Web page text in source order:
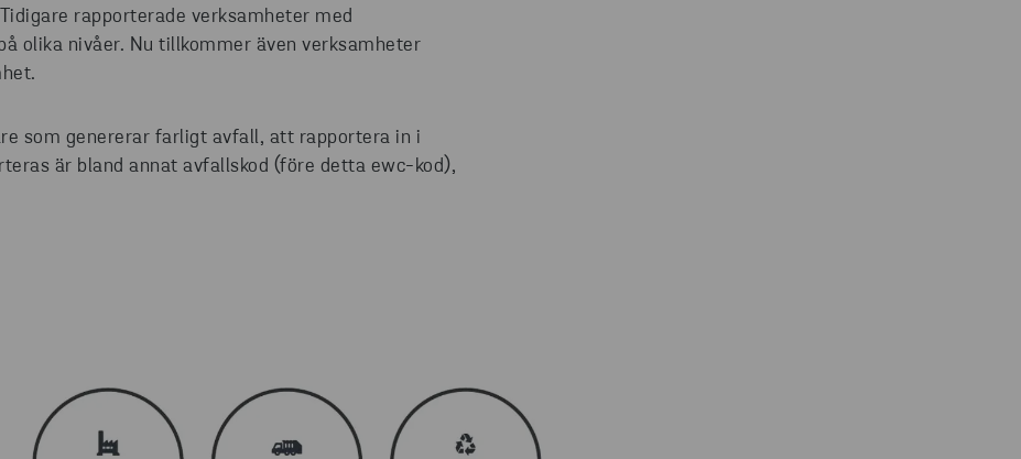
rapporterade verksamheter med
olika nivåer. Nu tillkommer även verksamheter
som genererar farligt avfall, att rapportera in i
är bland annat avfallskod (före detta ewc-kod),